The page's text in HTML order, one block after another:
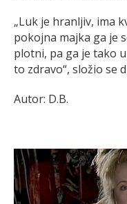
„Luk je hranljiv, ima
pokojna majka ga je
plotni, pa ga je tako
to zdravo“, složio se
Autor: D.B.